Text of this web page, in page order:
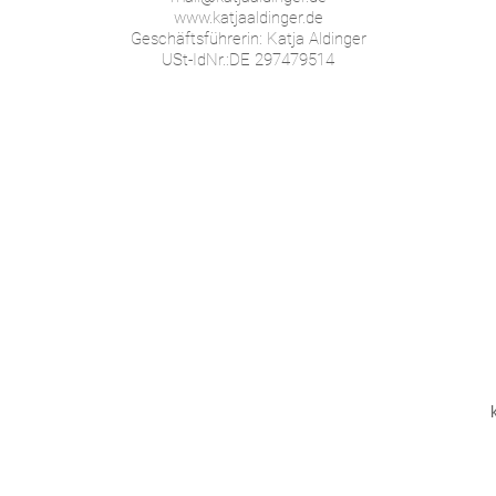
www.katjaaldinger.de
Geschäftsführerin: Katja Aldinger
USt-IdNr.:DE 297479514